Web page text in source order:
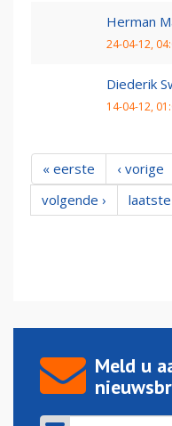
Herman
24-04-12,
Diederik
14-04-12,
« eerste ‹ vorige
volgende ›
Meld u